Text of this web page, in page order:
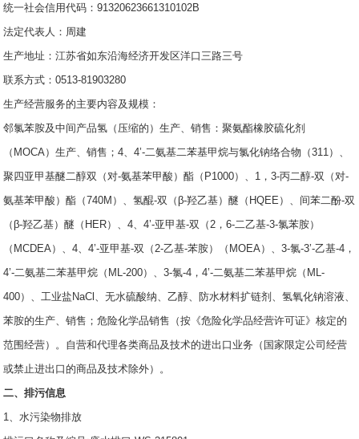
统一社会信用代码：91320623661310102B
法定代表人：周建
生产地址：江苏省如东沿海经济开发区洋口三路三号
联系方式：0513-81903280
生产经营服务的主要内容及规模：
邻氯苯胺及中间产品氢（压缩的）生产、销售：聚氨酯橡胶硫化剂
（MOCA）生产、销售；4、4’-二氨基二苯基甲烷与氯化钠络合物（311）、
聚四亚甲基醚二醇双（对-氨基苯甲酸）酯（P1000）、1，3-丙二醇-双（对-
氨基苯甲酸）酯（740M）、氢醌-双（β-羟乙基）醚（HQEE）、间苯二酚-双
（β-羟乙基）醚（HER）、4、4’-亚甲基-双（2，6-二乙基-3-氯苯胺）
（MCDEA）、4、4’-亚甲基-双（2-乙基-苯胺）（MOEA）、3-氯-3’-乙基-4，
4’-二氨基二苯基甲烷（ML-200）、3-氯-4，4’-二氨基二苯基甲烷（ML-
400）、工业盐NaCl、无水硫酸纳、乙醇、防水材料扩链剂、氢氧化钠溶液、
苯胺的生产、销售；危险化学品销售（按《危险化学品经营许可证》核定的
范围经营）。自营和代理各类商品及技术的进出口业务（国家限定公司经营
或禁止进出口的商品及技术除外）。
二、排污信息
1、水污染物排放